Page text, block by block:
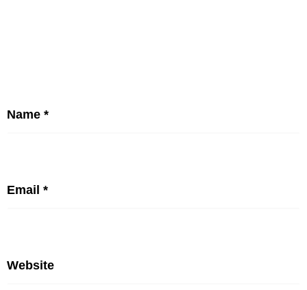
Name *
Email *
Website